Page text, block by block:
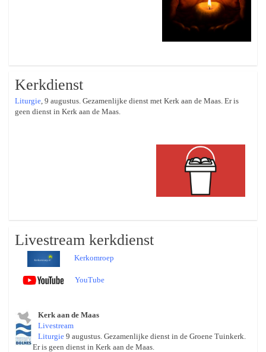
Kerkdienst
Liturgie, 9 augustus. Gezamenlijke dienst met Kerk aan de Maas. Er is
geen dienst in Kerk aan de Maas.
Livestream kerkdienst
Kerkomroep
YouTube
Kerk aan de Maas
Livestream
Liturgie 9 augustus. Gezamenlijke dienst in de Groene Tuinkerk.
Er is geen dienst in Kerk aan de Maas.